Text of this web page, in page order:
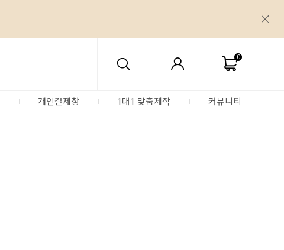
0
개인결제창 1대1 맞춤제작 커뮤니티